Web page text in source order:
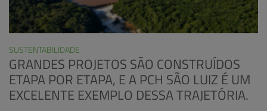
SUSTENTABILIDADE
GRANDES PROJETOS SÃO CONSTRUÍDOS
ETAPA POR ETAPA, E A PCH SÃO LUIZ É UM
EXCELENTE EXEMPLO DESSA TRAJETÓRIA.